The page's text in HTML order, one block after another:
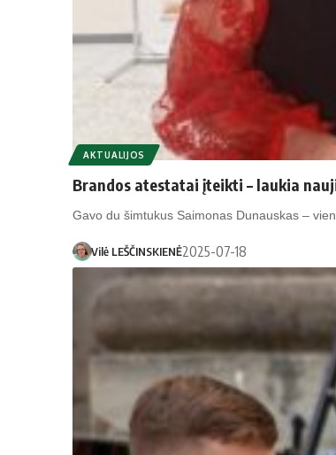
AKTUALIJOS
Brandos atestatai įteikti – laukia
Gavo du šimtukus Saimonas Dunauskas –
Vilė LEŠČINSKIENĖ2025-07-18